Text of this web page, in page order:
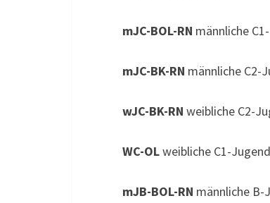
mJC-BOL-RN männliche
mJC-BK-RN männliche C2-
wJC-BK-RN weibliche C2-
WC-OLweibliche C1-
mJB-BOL-RN männliche B-